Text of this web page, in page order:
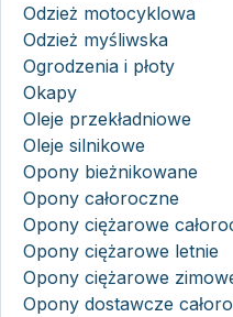
Odzież motocyklowa
Odzież myśliwska
Ogrodzenia i płoty
Okapy
Oleje przekładniowe
Oleje silnikowe
Opony bieżnikowane
Opony całoroczne
Opony ciężarowe
Opony ciężarowe letnie
Opony ciężarowe
Opony dostawcze